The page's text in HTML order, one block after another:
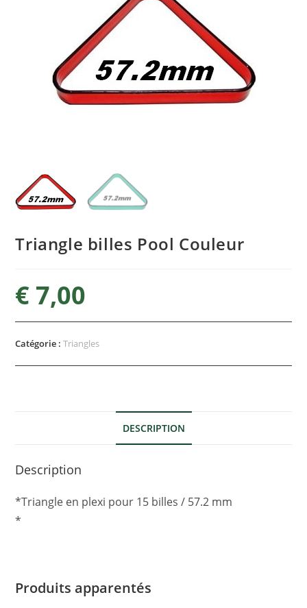
Triangle billes Pool Couleur
€ 7,00
Catégorie :Triangles
DESCRIPTION
Description
*Triangle en plexi pour 15 billes / 57.2 mm
*
Produits apparentés